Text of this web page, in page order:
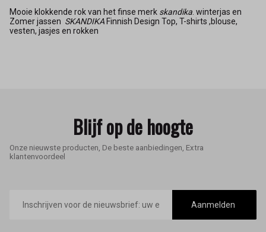
Mooie klokkende rok van het finse merk skandika . winterjas en
Zomer jassen SKANDIKA Finnish Design Top, T-shirts ,blouse,
vesten, jasjes en rokken
Blijf op de hoogte
Onze nieuwste producten, De beste aanbiedingen, Extra
klantenvoordeel
mailadres
Aanmelden